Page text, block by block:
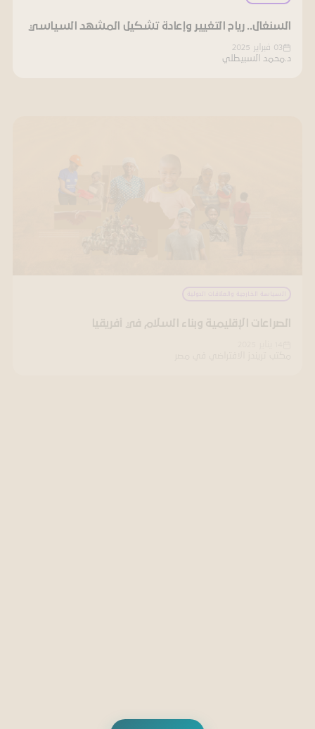
السنغال.. رياح التغيير وإعادة تشكيل المشهد السياسي
03 فبراير 2025
د.محمد السبيطلي
الصراعات الإقليمية وبناء السلام في أفريقيا